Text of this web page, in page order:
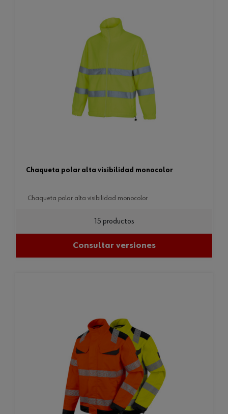
chaqueta polar alta visibilidad monocolor
chaqueta polar alta visibilidad monocolor
15 productos
Consultar versiones